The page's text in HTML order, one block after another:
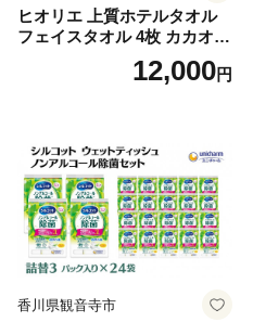
ヒオリエ 上質ホテルタオル
フェイスタオル 4枚 カカオ
【タオル 泉州タオル 吸水 普
段使い 無地 シンプル 日用品
12,000円
香川県観音寺市